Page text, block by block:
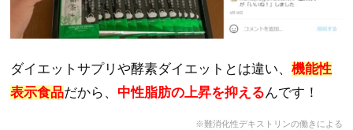
ダイエットサプリや酵素ダイエットとは違い、機能性
表示食品だから、 中性脂肪の上昇を抑えるんです！
※難消化性デキストリンの働きによる